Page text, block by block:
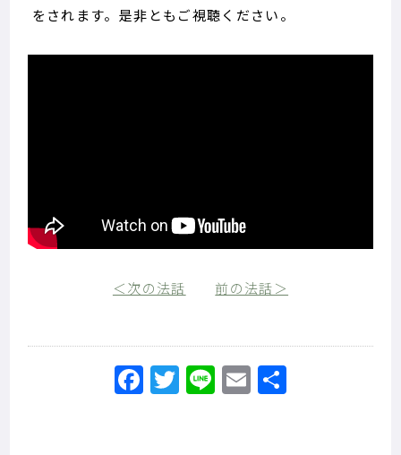
をされます。是非ともご視聴ください。
＜次の法話 前の法話＞
Facebook
Twitter
LineEmail